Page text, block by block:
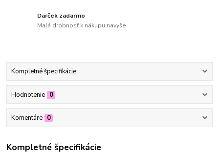
Darček zadarmo
Malá drobnosť k nákupu navyše
Kompletné špecifikácie
Hodnotenie 0
Komentáre 0
Kompletné špecifikácie